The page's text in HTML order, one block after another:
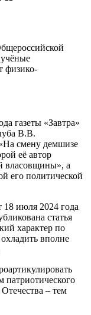
физико-
газеты «Завтра»
В.В.
смену демшизе
её автор
власовщины», а
его политической
июля 2024 года
статья
характер по
вполне
– тем